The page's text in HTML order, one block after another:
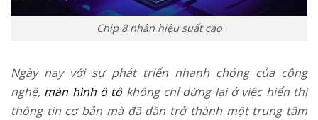
Chip 8 nhân hiệu suất cao
Ngày nay với sự phát triển nhanh chóng của công
nghệ, màn hình ô tô không chỉ dừng lại ở việc hiển thị
thông tin cơ bản mà đã dần trở thành một trung tâm